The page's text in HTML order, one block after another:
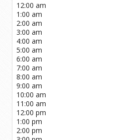
12:00 am
1:00 am
2:00 am
3:00 am
4:00 am
5:00 am
6:00 am
7:00 am
8:00 am
9:00 am
10:00 am
11:00 am
12:00 pm
1:00 pm
2:00 pm